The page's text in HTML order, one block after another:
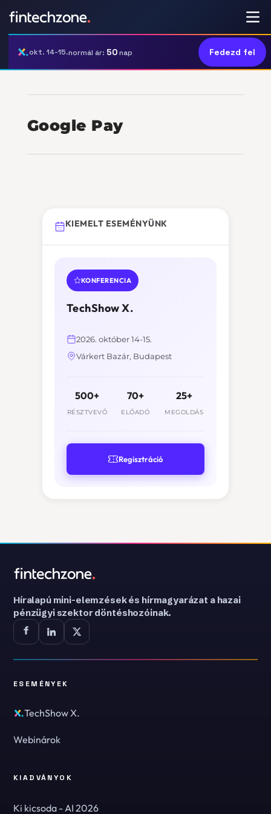
okt. 14-15.normál ár: 50nap Fedezd fel
Google Pay
KIEMELT ESEMÉNYÜNK
KONFERENCIA
TechShow X.
2026. október 14-15.
Várkert Bazár, Budapest
500+
RÉSZTVEVŐ
70+
ELŐADÓ
25+
MEGOLDÁS
Regisztráció
Híralapú mini-elemzések és hírmagyarázat a hazai
pénzügyi szektor döntéshozóinak.
ESEMÉNYEK
TechShow X.
Webinárok
KIADVÁNYOK
Ki kicsoda - AI 2026